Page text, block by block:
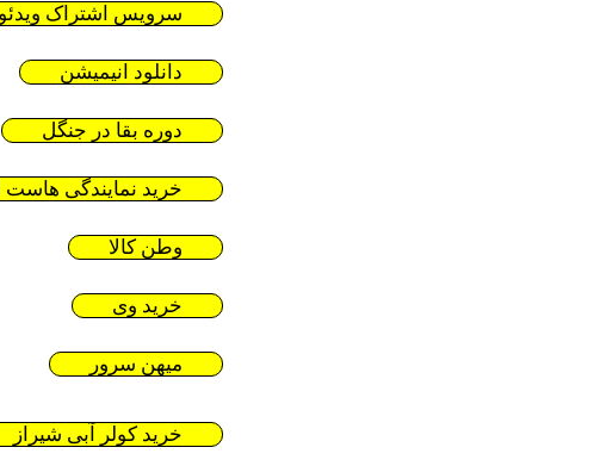
سرویس اشتراک ویدئو
دانلود انیمیشن
دوره بقا در جنگل
خرید نمایندگی هاست
وطن کالا
خرید وی
میهن سرور
خرید کولر آبی شیراز